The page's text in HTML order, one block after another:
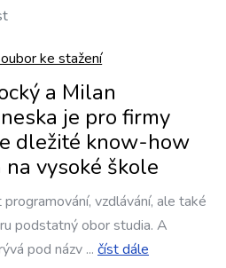
ke stažení
a Milan
je pro firmy
dležité know-how
vysoké škole
vzdlávání, ale také
podstatný obor studia. A
pod názv ... číst dále